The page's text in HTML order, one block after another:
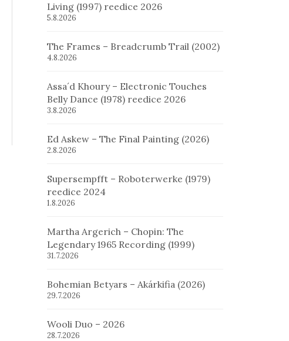
Living (1997) reedice 2026
5.8.2026
The Frames – Breadcrumb Trail (2002)
4.8.2026
Assa´d Khoury – Electronic Touches
Belly Dance (1978) reedice 2026
3.8.2026
Ed Askew – The Final Painting (2026)
2.8.2026
Supersempfft – Roboterwerke (1979)
reedice 2024
1.8.2026
Martha Argerich – Chopin: The
Legendary 1965 Recording (1999)
31.7.2026
Bohemian Betyars – Akárkifia (2026)
29.7.2026
Wooli Duo – 2026
28.7.2026